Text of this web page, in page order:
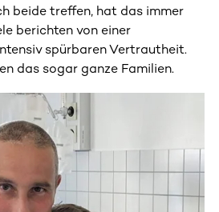
beide treffen, hat das immer
berichten von einer
spürbaren Vertrautheit.
das sogar ganze Familien.